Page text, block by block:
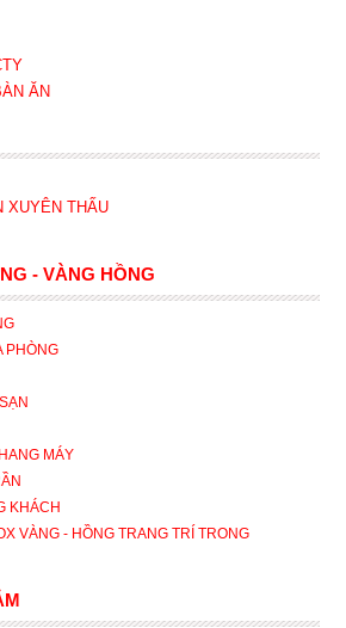
ĂN
XUYÊN THẤU
- VÀNG HỒNG
PHÒNG
MÁY
KHÁCH
VÀNG - HỒNG TRANG TRÍ TRONG